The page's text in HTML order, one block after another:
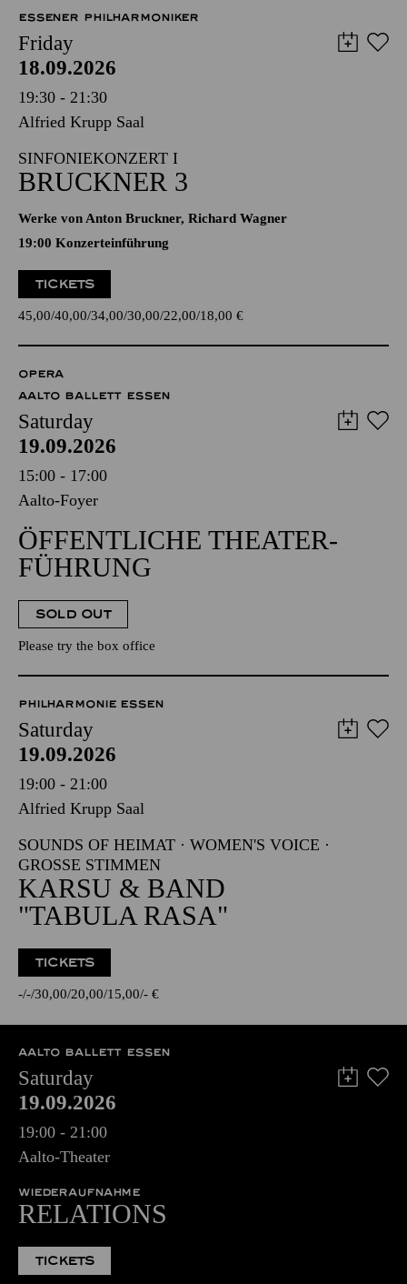
ESSENER PHILHARMONIKER
Friday
18.09.2026
19:30 - 21:30
Alfried Krupp Saal
SINFONIEKONZERT I
BRUCKNER 3
Werke von Anton Bruckner, Richard Wagner
19:00 Konzerteinführung
TICKETS
45,00 40,00 34,00 30,00 22,00 18,00 €
OPERA
AALTO BALLETT ESSEN
Saturday
19.09.2026
15:00 - 17:00
Aalto-Foyer
ÖFFENTLICHE THEATER­
FÜHRUNG
SOLD OUT
Please try the box office
PHILHARMONIE ESSEN
Saturday
19.09.2026
19:00 - 21:00
Alfried Krupp Saal
SOUNDS OF HEIMAT · WOMEN'S VOICE ·
GROSSE STIMMEN
KARSU & BAND
"TABULA RASA"
TICKETS
- - 30,00 20,00 15,00 - €
AALTO BALLETT ESSEN
Saturday
19.09.2026
19:00 - 21:00
Aalto-Theater
WIEDERAUFNAHME
RELATIONS
TICKETS